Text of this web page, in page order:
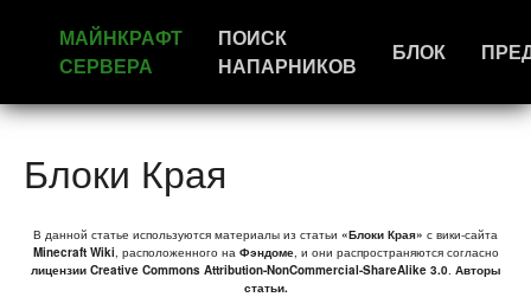
МАЙНКРАФТ
СЕРВЕРА
ПОИСК
НАПАРНИКОВ
БЛОК
Блоки Края
В данной статье используются материалы из статьи «Блоки Края» с вики-сайта
Minecraft Wiki, расположенного на Фэндоме, и они распространяются согласно
лицензии Creative Commons Attribution-NonCommercial-ShareAlike 3.0. Авторы
статьи.